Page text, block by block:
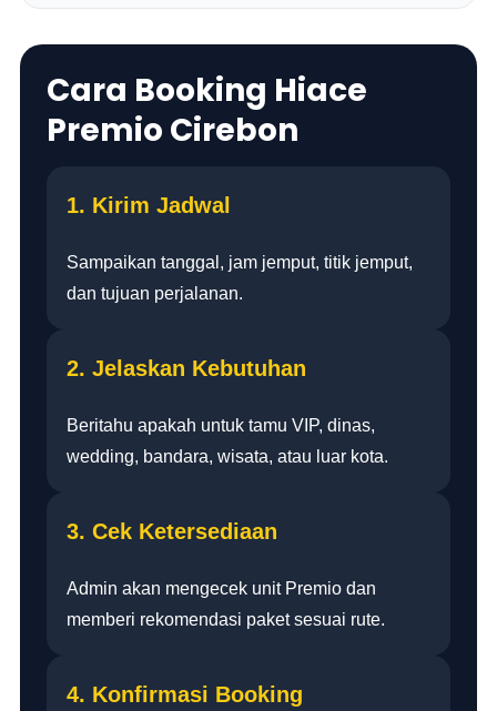
Cara Booking Hiace
Premio Cirebon
1. Kirim Jadwal
Sampaikan tanggal, jam jemput, titik jemput,
dan tujuan perjalanan.
2. Jelaskan Kebutuhan
Beritahu apakah untuk tamu VIP, dinas,
wedding, bandara, wisata, atau luar kota.
3. Cek Ketersediaan
Admin akan mengecek unit Premio dan
memberi rekomendasi paket sesuai rute.
4. Konfirmasi Booking